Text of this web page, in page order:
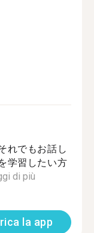
れでもお話し
学習したい方
di più
la app